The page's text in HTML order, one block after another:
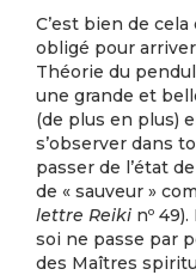
C’est bien de cela
obligé pour
Théorie du
une grande et
(de plus en plus)
s’observer dans
passer de l’état
de « sauveur »
lettre Reiki nº
soi ne passe par
des Maîtres